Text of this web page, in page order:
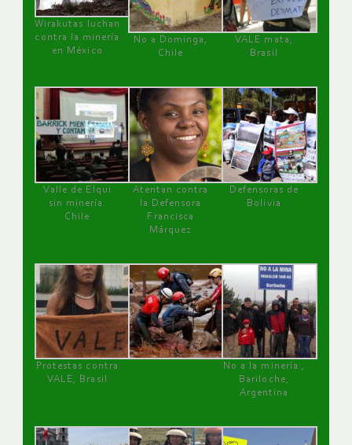
Wirakutas luchan
contra la minería
en México
No a Dominga,
Chile
VALE mata,
Brasil
Valle de Elqui
sin minería.
Chile
Atentan contra
la Defensora
Francisca
Márquez
Defensoras de
Bolivia
Protestas contra
VALE, Brasil
No a la minería ,
Bariloche,
Argentina